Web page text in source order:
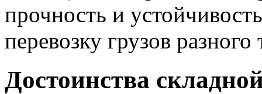
прочность и
перевозку грузов разного
Достоинства